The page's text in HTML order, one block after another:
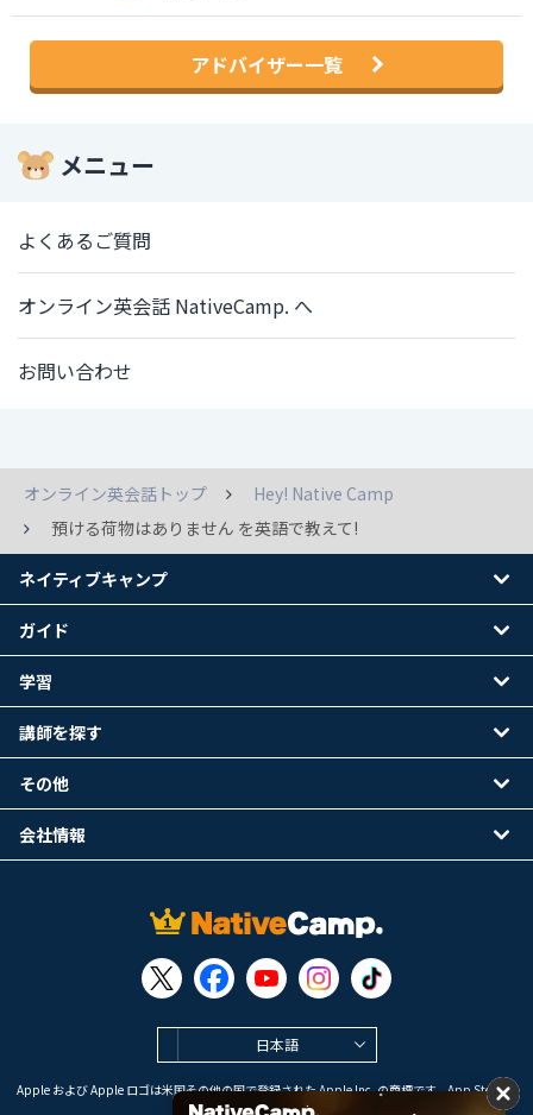
アドバイザー一覧
メニュー
よくあるご質問
オンライン英会話 NativeCamp. へ
お問い合わせ
オンライン英会話トップ
Hey! Native Camp
預ける荷物はありません を英語で教えて!
日本語
Apple および Apple ロゴは米国その他の国で登録された Apple Inc. の商標です。App Store は
Apple Inc. のサービスマークです。
ネイティブキャンプ
ガイド
学習
講師を探す
その他
会社情報